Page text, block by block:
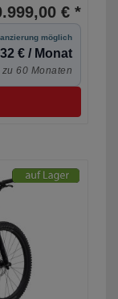
€ *
möglich
€ / Monat
60 Monaten